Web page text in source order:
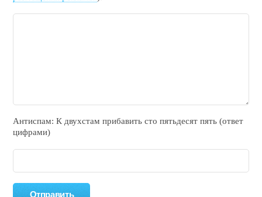
Антиспам: К двухcтам прибавить cто пятьдecят пять (ответ
цифрами)